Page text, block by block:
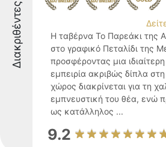
Διακριθέντες
Η ταβέρνα Το Παρεάκι της
στο γραφικό Πεταλίδι της
προσφέροντας μια
εμπειρία ακριβώς δίπλα
χώρος διακρίνεται για τη
εμπνευστική του θέα, ενώ
ως κατάλληλος ...
9.2